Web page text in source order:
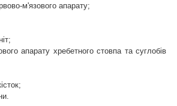
м'язового апарату;
апарату хребетного стовпа та суглобів